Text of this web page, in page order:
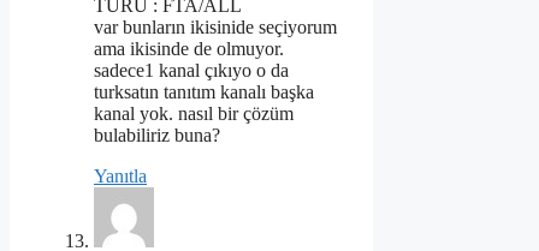
TÜRÜ : FTA/ALL
var bunların ikisinide seçiyorum
ama ikisinde de olmuyor.
sadece1 kanal çıkıyo o da
turksatın tanıtım kanalı başka
kanal yok. nasıl bir çözüm
bulabiliriz buna?
Yanıtla